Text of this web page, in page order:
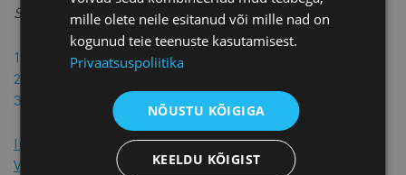
Soovitame lisada:
Vahekohtumenetluse koht on […].
Vaidlus lahendatakse […] materiaalõiguse alusel.
Inglise keeles
Vene keeles
mille olete neile esitanud või mille nad on
kogunud teie teenuste kasutamisest.
Privaatsuspoliitika
NÕUSTU KÕIGIGA
KEELDU KÕIGIST